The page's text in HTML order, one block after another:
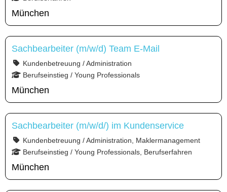
München
Sachbearbeiter (m/w/d) Team E-Mail
Kundenbetreuung / Administration
Berufseinstieg / Young Professionals
München
Sachbearbeiter (m/w/d/) im Kundenservice
Kundenbetreuung / Administration, Maklermanagement
Berufseinstieg / Young Professionals, Berufserfahren
München